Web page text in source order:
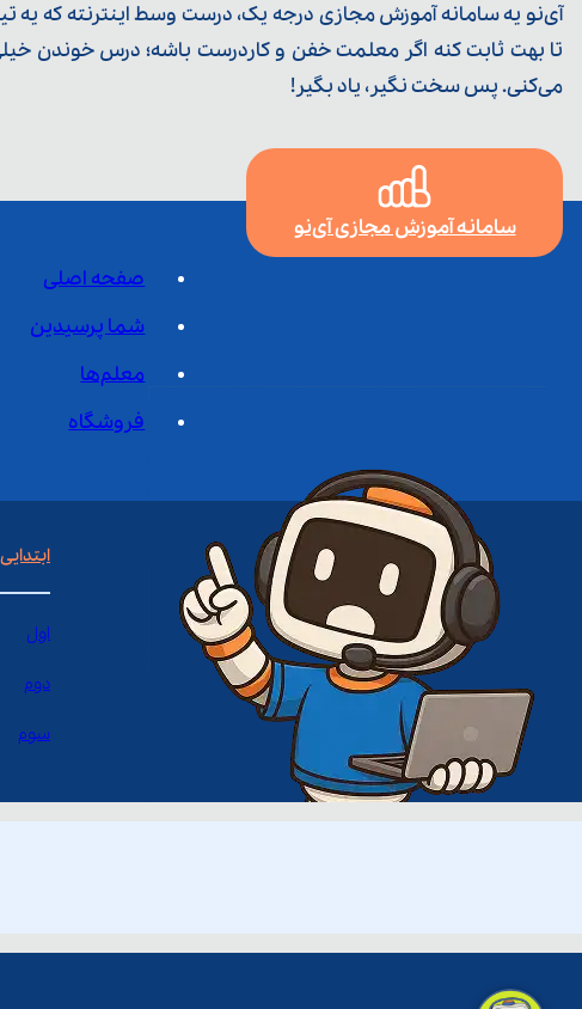
آی‌نو یه سامانه آموزش مجازی درجه یک، درست وسط اینترنته که یه
تا بهت ثابت کنه اگر معلمت خفن و کاردرست باشه؛ درس خوندن
می‌کنی. پس سخت نگیر، یاد بگیر!
سامانه آموزش مجازی آی‌نو
صفحه اصلی
شما پرسیدین
معلم‌ها
فروشگاه
ابتدایی
اول
دوم
سوم